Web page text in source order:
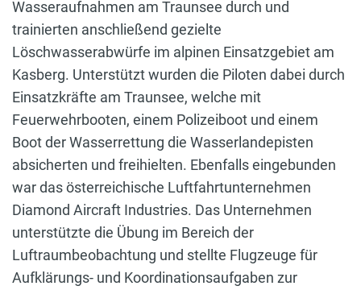
Wasseraufnahmen am Traunsee durch und
trainierten anschließend gezielte
Löschwasserabwürfe im alpinen Einsatzgebiet am
Kasberg. Unterstützt wurden die Piloten dabei durch
Einsatzkräfte am Traunsee, welche mit
Feuerwehrbooten, einem Polizeiboot und einem
Boot der Wasserrettung die Wasserlandepisten
absicherten und freihielten. Ebenfalls eingebunden
war das österreichische Luftfahrtunternehmen
Diamond Aircraft Industries. Das Unternehmen
unterstützte die Übung im Bereich der
Luftraumbeobachtung und stellte Flugzeuge für
Aufklärungs- und Koordinationsaufgaben zur